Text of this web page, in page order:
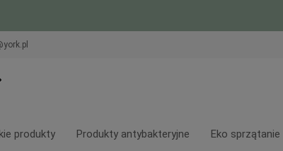
produkty Produkty antybakteryjne Eko sprzątanie